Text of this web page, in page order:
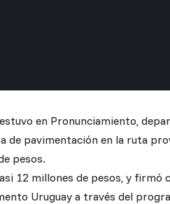
en Pronunciamiento,
de pavimentación en la ruta
pesos.
12 millones de pesos, y firmó
Uruguay a través del